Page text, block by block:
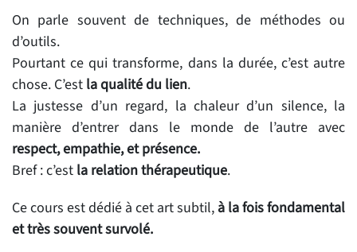
On parle souvent de techniques, de méthodes ou
d’outils.
Pourtant ce qui transforme, dans la durée, c’est autre
chose. C’est la qualité du lien.
La justesse d’un regard, la chaleur d’un silence, la
manière d’entrer dans le monde de l’autre avec
respect, empathie, et présence.
Bref : c’est la relation thérapeutique.
Ce cours est dédié à cet art subtil, à la fois fondamental
et très souvent survolé.